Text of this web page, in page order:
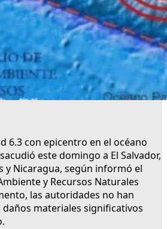
6.3 con epicentro en el océano
este domingo a El Salvador,
y Nicaragua, según informó el
y Recursos Naturales
las autoridades no han
materiales significativos